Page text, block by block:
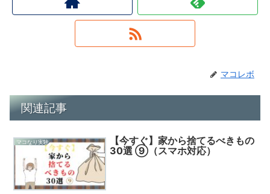
マコレボ
関連記事
マコなり実験
【今すぐ】家から捨てるべきもの
30選 ⑨（スマホ対応）